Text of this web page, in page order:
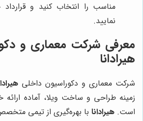
مناسب را انتخاب کنید و قرارداد
نمایید.
معرفی شرکت معماری و
هیرادانا
شرکت معماری و دکوراسیون داخلی
زمینه طراحی و ساخت ویلا، آماده
است. هیرادانا با بهره‌گیری از تیمی